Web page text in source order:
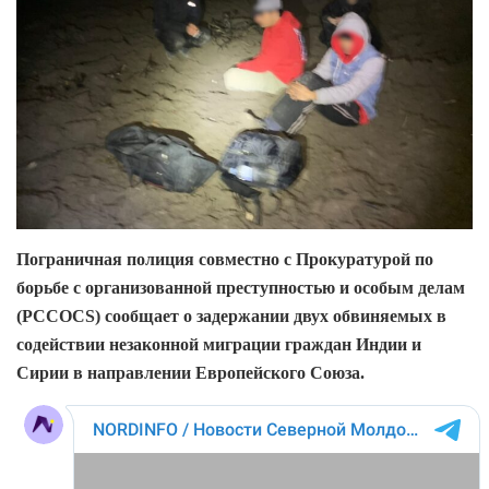
Пограничная полиция совместно с Прокуратурой по
борьбе с организованной преступностью и особым делам
(PCCOCS) сообщает о задержании двух обвиняемых в
содействии незаконной миграции граждан Индии и
Сирии в направлении Европейского Союза.